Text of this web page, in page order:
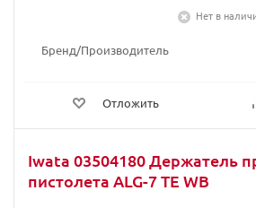
Бренд/Производитель
Отложить
Нет в
Iwata 03504180 Держатель
пистолета ALG-7 TE WB